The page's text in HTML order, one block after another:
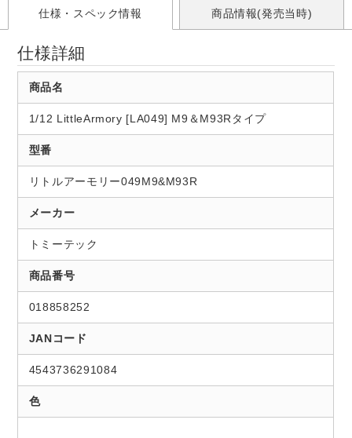
仕様・スペック情報 商品情報(発売当時)
仕様詳細
商品名
1/12 LittleArmory [LA049] M9＆M93Rタイプ
型番
リトルアーモリー049M9&M93R
メーカー
トミーテック
商品番号
018858252
JANコード
4543736291084
色